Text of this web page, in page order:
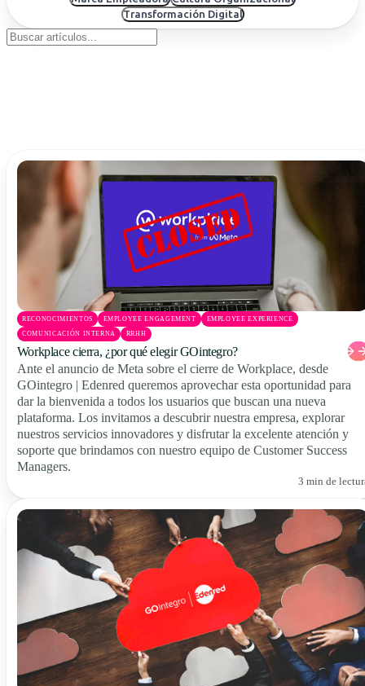
USA
Transformación Digital
RECONOCIMIENTOS EMPLOYEE ENGAGEMENT EMPLOYEE EXPERIENCE
COMUNICACIÓN INTERNA RRHH
Workplace cierra, ¿por qué elegir GOintegro?
Ante el anuncio de Meta sobre el cierre de Workplace, desde
GOintegro | Edenred queremos aprovechar esta oportunidad para
dar la bienvenida a todos los usuarios que buscan una nueva
plataforma. Los invitamos a descubrir nuestra empresa, explorar
nuestros servicios innovadores y disfrutar la excelente atención y
soporte que brindamos con nuestro equipo de Customer Success
Managers.
3 min de